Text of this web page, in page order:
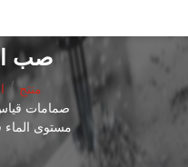
صب
/ منتج
صمامات
مستوى الماء